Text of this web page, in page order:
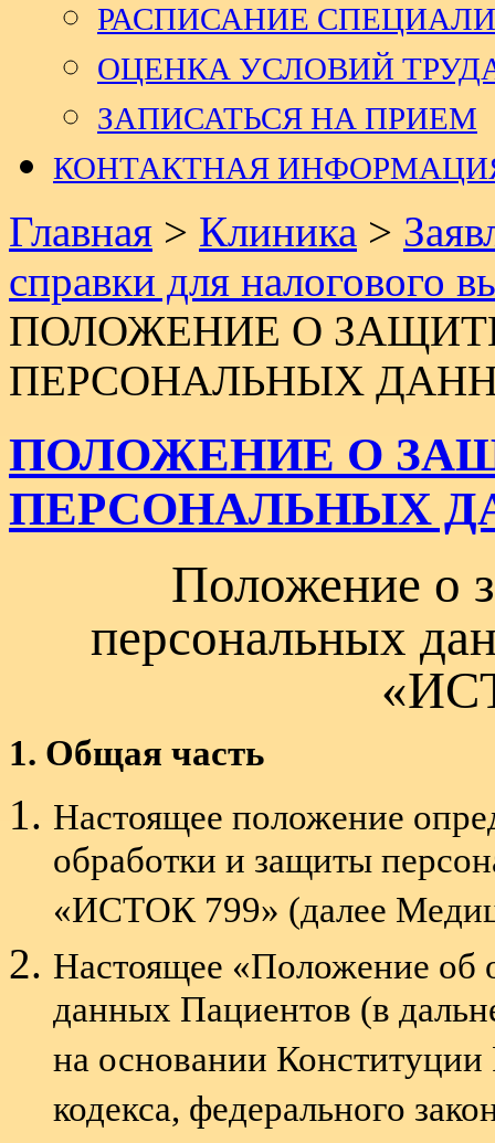
РАСПИСАНИЕ
ОЦЕНКА УСЛОВИЙ
ЗАПИСАТЬСЯ НА ПРИЕМ
КОНТАКТНАЯ
Главная > Клиника >
справки для налогового
ПОЛОЖЕНИЕ О
ПЕРСОНАЛЬНЫХ
ПОЛОЖЕНИЕ О
ПЕРСОНАЛЬНЫХ
Положение о
персональных
1. Общая часть
Настоящее положение
обработки и защиты
«ИСТОК 799» (далее
Настоящее «Положение об
данных Пациентов (в
на основании
кодекса, федерального